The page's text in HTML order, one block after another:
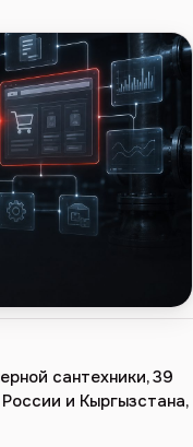
сантехники, 39
и Кыргызстана,